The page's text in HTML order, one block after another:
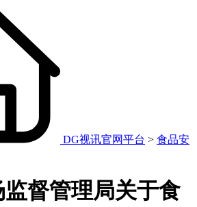
DG视讯官网平台 > 食品安
督管理局关于食